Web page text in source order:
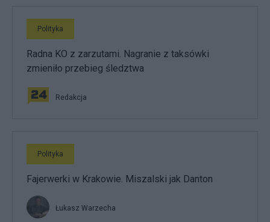
Polityka
Radna KO z zarzutami. Nagranie z taksówki
zmieniło przebieg śledztwa
Redakcja
Polityka
Fajerwerki w Krakowie. Miszalski jak Danton
Łukasz Warzecha